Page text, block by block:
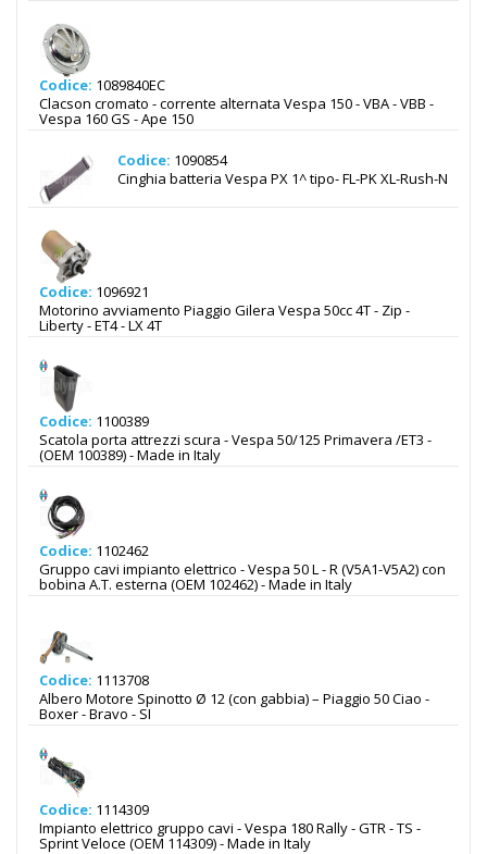
Codice: 1089840EC
Clacson cromato - corrente alternata Vespa 150 - VBA - VBB -
Vespa 160 GS - Ape 150
Codice: 1090854
Cinghia batteria Vespa PX 1^ tipo- FL-PK XL-Rush-N
Codice: 1096921
Motorino avviamento Piaggio Gilera Vespa 50cc 4T - Zip -
Liberty - ET4 - LX 4T
Codice: 1100389
Scatola porta attrezzi scura - Vespa 50/125 Primavera /ET3 -
(OEM 100389) - Made in Italy
Codice: 1102462
Gruppo cavi impianto elettrico - Vespa 50 L - R (V5A1-V5A2) con
bobina A.T. esterna (OEM 102462) - Made in Italy
Codice: 1113708
Albero Motore Spinotto Ø 12 (con gabbia) – Piaggio 50 Ciao -
Boxer - Bravo - SI
Codice: 1114309
Impianto elettrico gruppo cavi - Vespa 180 Rally - GTR - TS -
Sprint Veloce (OEM 114309) - Made in Italy